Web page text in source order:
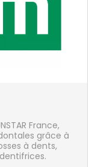
France,
grâce à
à dents,